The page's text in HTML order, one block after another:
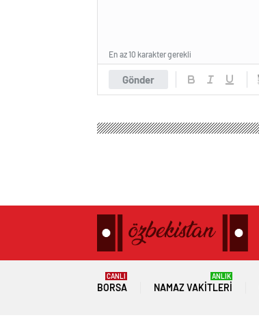
Gönder
En az 10 karakter gerekli
BORSA
CANLI
NAMAZ VAKITLERI
ANLIK